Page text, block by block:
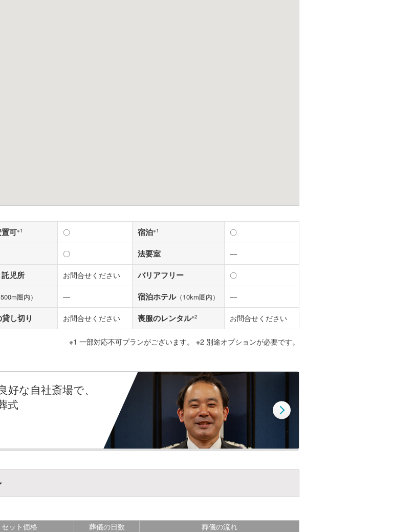
可※1 〇 宿泊※1 〇
〇 法要室 ―
児所 お問合せください バリアフリー 〇
500m圏内） ― 宿泊ホテル（10km圏内） ―
し切り お問合せください 喪服のレンタル※2 お問合せください
※1 一部対応不可プランがございます。 ※2 別途オプションが必要です。
な自社斎場で、
式
セット価格 葬儀の日数 葬儀の流れ